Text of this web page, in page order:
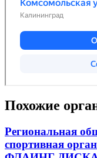
Похожие
Региональная
спортивная